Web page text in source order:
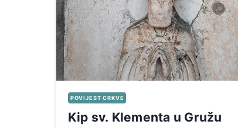
POVIJEST CRKVE
Kip sv. Klementa u Gružu